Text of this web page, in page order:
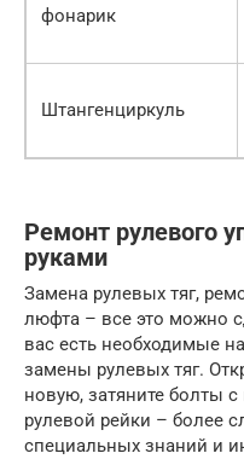
фонарик
Штангенциркуль
Ремонт рулевого
руками
Замена рулевых тяг,
люфта – все это можно
вас есть необходимые
замены рулевых тяг.
новую, затяните болты
рулевой рейки – более
специальных знаний и